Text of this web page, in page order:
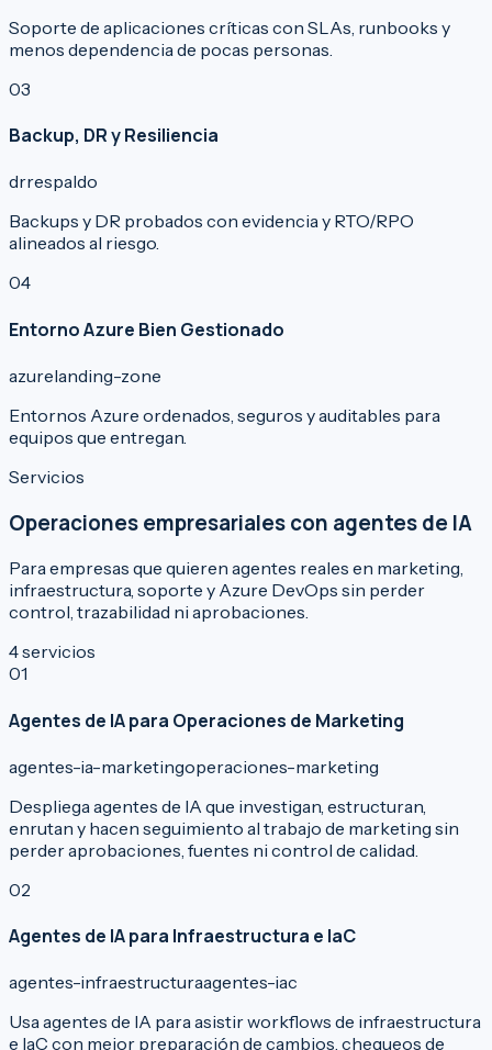
Soporte de aplicaciones críticas con SLAs, runbooks y
menos dependencia de pocas personas.
03
Backup, DR y Resiliencia
drrespaldo
Backups y DR probados con evidencia y RTO/RPO
alineados al riesgo.
04
Entorno Azure Bien Gestionado
azurelanding-zone
Entornos Azure ordenados, seguros y auditables para
equipos que entregan.
Servicios
Operaciones empresariales con agentes de IA
Para empresas que quieren agentes reales en marketing,
infraestructura, soporte y Azure DevOps sin perder
control, trazabilidad ni aprobaciones.
4servicios
01
Agentes de IA para Operaciones de Marketing
agentes-ia-marketingoperaciones-marketing
Despliega agentes de IA que investigan, estructuran,
enrutan y hacen seguimiento al trabajo de marketing sin
perder aprobaciones, fuentes ni control de calidad.
02
Agentes de IA para Infraestructura e IaC
agentes-infraestructuraagentes-iac
Usa agentes de IA para asistir workflows de infraestructura
e IaC con mejor preparación de cambios, chequeos de